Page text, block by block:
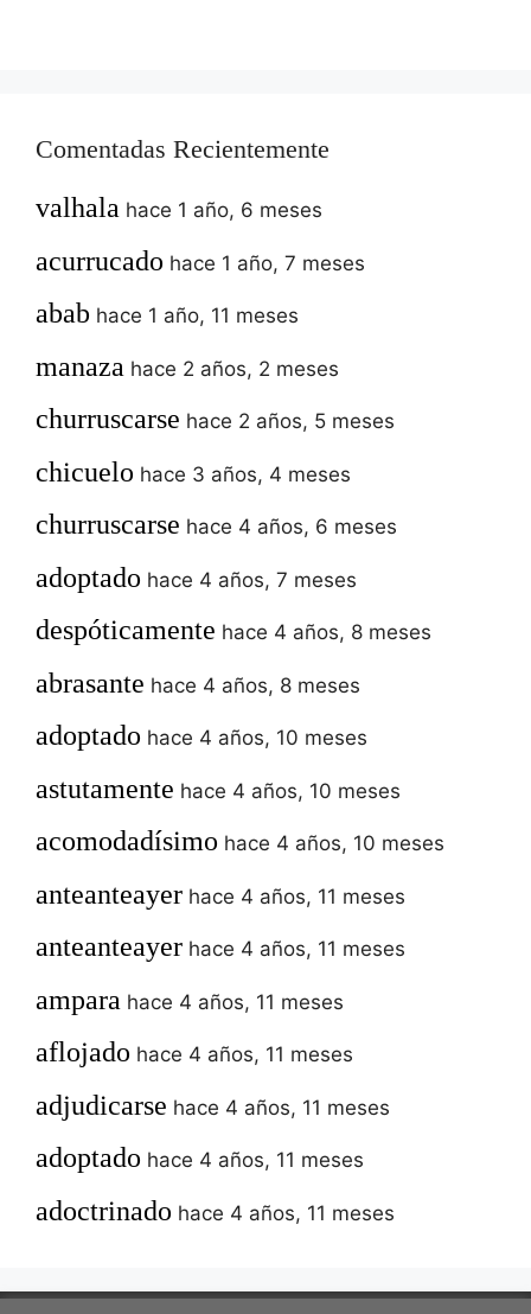
Comentadas Recientemente
valhala hace 1 año, 6 meses
acurrucado hace 1 año, 7 meses
abab hace 1 año, 11 meses
manaza hace 2 años, 2 meses
churruscarse hace 2 años, 5 meses
chicuelo hace 3 años, 4 meses
churruscarse hace 4 años, 6 meses
adoptado hace 4 años, 7 meses
despóticamente hace 4 años, 8 meses
abrasante hace 4 años, 8 meses
adoptado hace 4 años, 10 meses
astutamente hace 4 años, 10 meses
acomodadísimo hace 4 años, 10 meses
anteanteayer hace 4 años, 11 meses
anteanteayer hace 4 años, 11 meses
ampara hace 4 años, 11 meses
aflojado hace 4 años, 11 meses
adjudicarse hace 4 años, 11 meses
adoptado hace 4 años, 11 meses
adoctrinado hace 4 años, 11 meses